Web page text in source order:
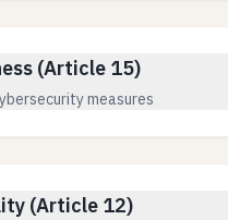
(Article 15)
measures
(Article 12)